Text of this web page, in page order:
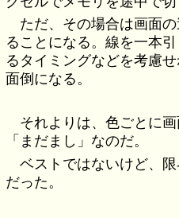
ただ、その場合は画面
ることになる。線を一本
るタイミングなどを考慮
面倒になる。
それよりは、色ごとに
「まだまし」なのだ。
ベストではないけど、
だった。